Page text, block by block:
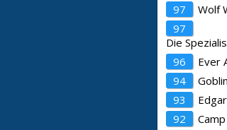
97
Wolf
97
Die
96
Ever
94
Goblin
93
92